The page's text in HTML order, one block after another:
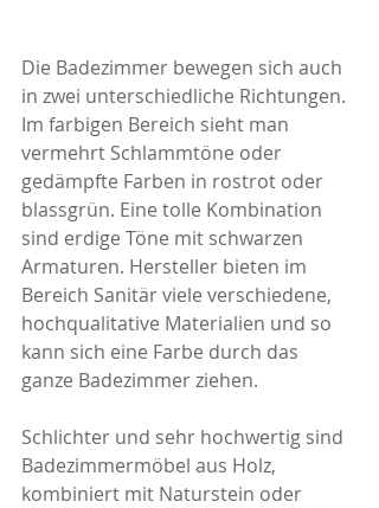
Die Badezimmer bewegen sich auch
in zwei unterschiedliche Richtungen.
Im farbigen Bereich sieht man
vermehrt Schlammtöne oder
gedämpfte Farben in rostrot oder
blassgrün. Eine tolle Kombination
sind erdige Töne mit schwarzen
Armaturen. Hersteller bieten im
Bereich Sanitär viele verschiedene,
hochqualitative Materialien und so
kann sich eine Farbe durch das
ganze Badezimmer ziehen.
Schlichter und sehr hochwertig sind
Badezimmermöbel aus Holz,
kombiniert mit Naturstein oder